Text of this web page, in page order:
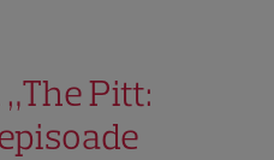
Pitt: